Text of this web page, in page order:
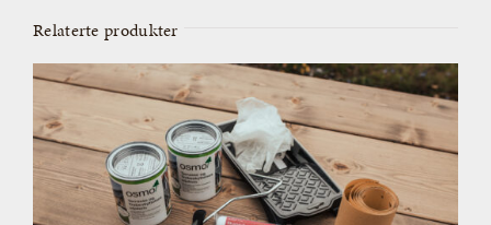
Relaterte produkter